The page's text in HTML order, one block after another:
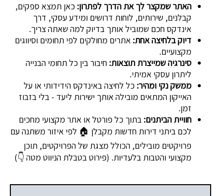
האתר שמקצר לך את הדרך לפתרון: כאן תמצא ספקים,
קבלנים, שירותים, לוחות דרושים ומידע עסקי, דרך
אינדקס חכם שמוביל אותך בדיוק למה שאתה צריך.
דיוק בלחיצה אחת: אתרים מחולקים לפי תחומים וסיווגים
מקצועיים.
סינרגיה שמייצרת תוצאות: חיבור בין כל תחומי הבנייה
ליתרון עסקי אמיתי.
ממשק נקי ומהיר: כל לחיצה באינדקס הידידותי או על
האייקון המתאים מובילה אותך ישירות ליעד - בלי בזבוז
זמן.
חוויית הביתנים: בתוך כל פורטל או אתר מקצועי מחכים
לכם ביתני דירות חדשות מקבלן 🏠 לפי איזור משתנה עם
פרויקטים מובילים, הכולל מצגת של הפרויקטים, תוכן
מקצועי והטבות בלעדיות. (פירוט בטבלת הניווט מטה 👇)